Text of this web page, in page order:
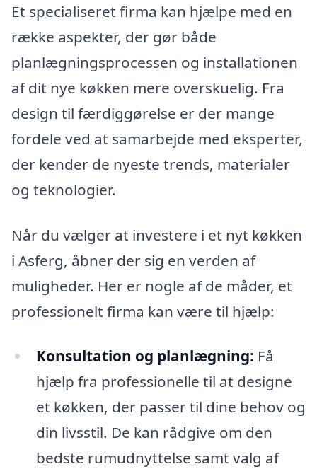
Et specialiseret firma kan hjælpe med en
række aspekter, der gør både
planlægningsprocessen og installationen
af dit nye køkken mere overskuelig. Fra
design til færdiggørelse er der mange
fordele ved at samarbejde med eksperter,
der kender de nyeste trends, materialer
og teknologier.
Når du vælger at investere i et nyt køkken
i Asferg, åbner der sig en verden af
muligheder. Her er nogle af de måder, et
professionelt firma kan være til hjælp:
Konsultation og planlægning: Få
hjælp fra professionelle til at designe
et køkken, der passer til dine behov og
din livsstil. De kan rådgive om den
bedste rumudnyttelse samt valg af